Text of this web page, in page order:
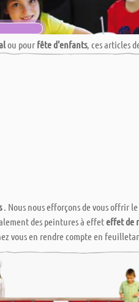
ou pour fête d'enfants, ces articles
. Nous nous efforçons de vous
des peintures à effeteffet de
vous en rendre compte en